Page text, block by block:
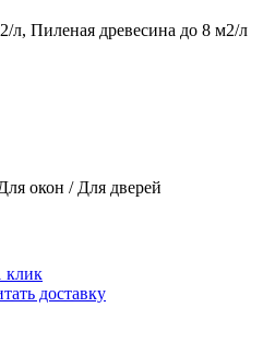
л, Пиленая древесина до 8 м2/л
окон / Для дверей
клик
доставку